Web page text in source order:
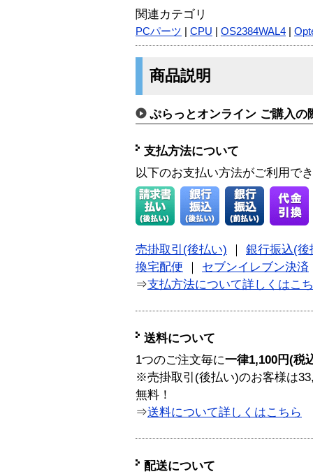
関連カテゴリ
PCパーツ CPU OS2384WAL4
商品説明
ぷらっとオンライン ご購入の
支払方法について
以下のお支払い方法がご利用で
売掛取引(後払い)
銀行振込(後
換宅配便
セブンイレブン決済
⇒支払方法について詳しくはこ
送料について
1つのご注文毎に一律1,100円(税
※売掛取引(後払い)のお客様は
無料！
⇒送料について詳しくはこちら
配送について